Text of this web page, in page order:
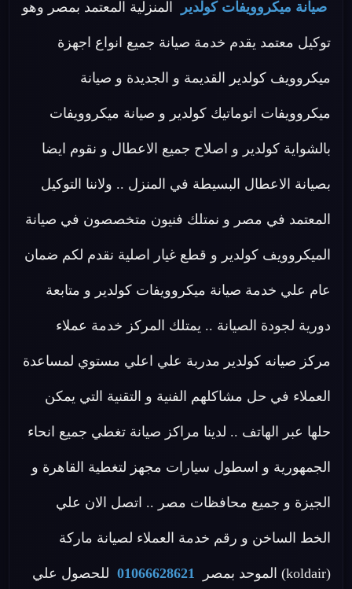
صيانة ميكروويفات كولدير المنزلية المعتمد بمصر وهو
توكيل معتمد يقدم خدمة صيانة جميع انواع اجهزة
ميكروويف كولدير القديمة و الجديدة و صيانة
ميكروويفات اتوماتيك كولدير و صيانة ميكروويفات
بالشواية كولدير و اصلاح جميع الاعطال و نقوم ايضا
بصيانة الاعطال البسيطة في المنزل .. ولاننا التوكيل
المعتمد في مصر و نمتلك فنيون متخصصون في صيانة
الميكروويف كولدير و قطع غيار اصلية نقدم لكم ضمان
عام علي خدمة صيانة ميكروويفات كولدير و متابعة
دورية لجودة الصيانة .. يمتلك المركز خدمة عملاء
مركز صيانه كولدير مدربة علي اعلي مستوي لمساعدة
العملاء في حل مشاكلهم الفنية و التقنية التي يمكن
حلها عبر الهاتف .. لدينا مراكز صيانة تغطي جميع انحاء
الجمهورية و اسطول سيارات مجهز لتغطية القاهرة و
الجيزة و جميع محافظات مصر .. اتصل الان علي
الخط الساخن و رقم خدمة العملاء لصيانة ماركة
(koldair) الموحد بمصر 01066628621 للحصول علي